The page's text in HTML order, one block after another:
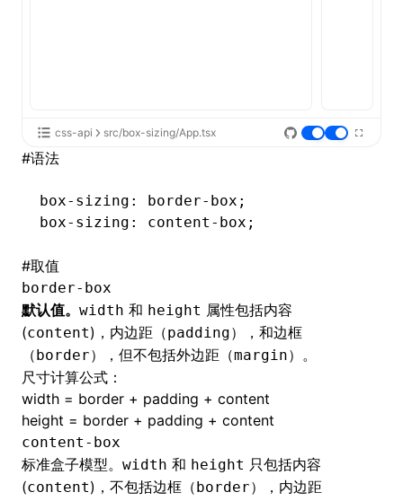
css-api src/box-sizing/App.tsx
#语法
box-sizing : border-box ;
box-sizing : content-box ;
#取值
border-box
默认值。 width 和 height 属性包括内容
(content)，内边距（padding），和边框
（border），但不包括外边距（margin）。
尺寸计算公式：
width = border + padding + content
height = border + padding + content
content-box
标准盒子模型。 width 和 height 只包括内容
(content)，不包括边框（border），内边距